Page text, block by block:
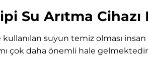
Su Arıtma
kullanılan suyun temiz olması
çok daha önemli hale